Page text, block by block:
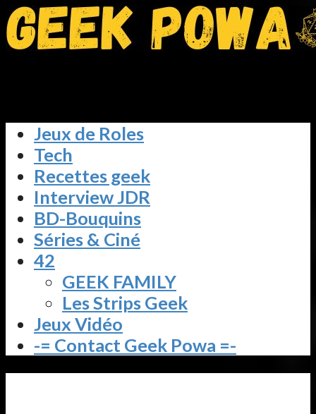
Jeux de Roles
Tech
Recettes geek
Interview JDR
BD-Bouquins
Séries & Ciné
42
GEEK FAMILY
Les Strips Geek
Jeux Vidéo
-= Contact Geek Powa =-